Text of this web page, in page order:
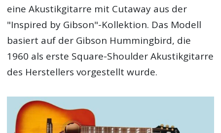
eine Akustikgitarre mit Cutaway aus der
"Inspired by Gibson"-Kollektion. Das Modell
basiert auf der Gibson Hummingbird, die
1960 als erste Square-Shoulder Akustikgitarre
des Herstellers vorgestellt wurde.